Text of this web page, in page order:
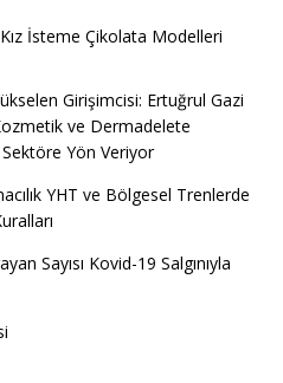
İsteme Çikolata Modelleri
Girişimcisi: Ertuğrul Gazi
ve Dermadelete
Yön Veriyor
YHT ve Bölgesel Trenlerde
Sayısı Kovid-19 Salgınıyla